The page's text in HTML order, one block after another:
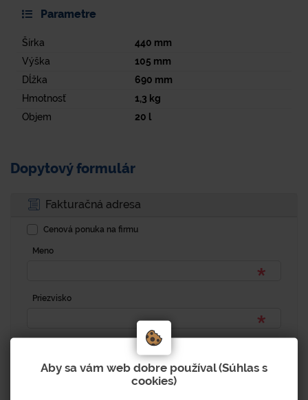
Parametre
Šírka 440 mm
Výška
105 mm
Dĺžka
690 mm
Hmotnosť
1,3 kg
Objem
20 l
Dopytový formulár
Fakturačná adresa
Cenová ponuka na firmu
Meno
Priezvisko
Aby sa vám web dobre používal (Súhlas s
cookies)